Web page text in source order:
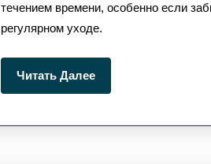
течением времени, особенно если
регулярном уходе.
Читать ДалееЧитать
Далее